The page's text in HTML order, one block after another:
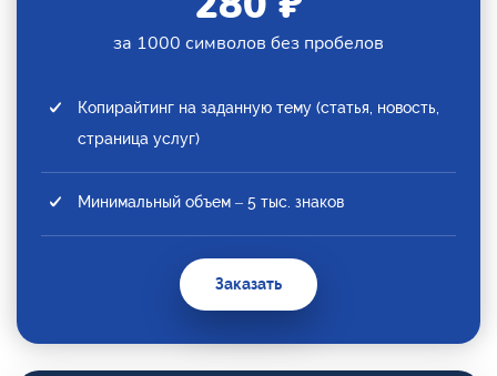
за 1000 символов без пробелов
Копирайтинг на заданную тему (статья, новость,
страница услуг)
Минимальный объем – 5 тыс. знаков
Заказать